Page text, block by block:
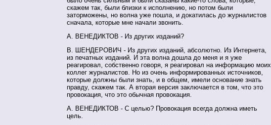
скажем так, были близки к исполнению, но потом были
заторможены, но волна уже пошла, и докатилась до журналистов
сначала, которые мне начали звонить.
А. ВЕНЕДИКТОВ - Из других изданий?
В. ШЕНДЕРОВИЧ - Из других изданий, абсолютно. Из Интернета,
из печатных изданий. И эта волна дошла до меня и я уже
реагировал, собственно говоря, я реагировал на информацию моих
коллег журналистов. Но из очень информированных источников,
которые должны были знать, и в общем, имели основание знать
правду, скажем так. А вторая версия заключается в том, что это
провокация, что это обычная провокация.
А. ВЕНЕДИКТОВ - C целью? Провокация всегда должна иметь
цель.